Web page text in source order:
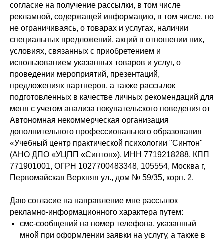
согласие на получение рассылки, в том числе
рекламной, содержащей информацию, в том числе, но
не ограничиваясь, о товарах и услугах, наличии
специальных предложений, акций в отношении них,
условиях, связанных с приобретением и
использованием указанных товаров и услуг, о
проведении мероприятий, презентаций,
предложениях партнеров, а также рассылок
подготовленных в качестве личных рекомендаций для
меня с учетом анализа покупательского поведения от
Автономная некоммерческая организация
дополнительного профессионального образования
«Учебный центр практической психологии "Синтон"
(АНО ДПО «УЦПП «Синтон»), ИНН 7719218288, КПП
771901001, ОГРН 1027700483348, 105554, Москва г,
Первомайская Верхняя ул., дом № 59/35, корп. 2.
Даю согласие на направление мне рассылок
рекламно-информационного характера путем:
смс-сообщений на номер телефона, указанный
мной при оформлении заявки на услугу, а также в